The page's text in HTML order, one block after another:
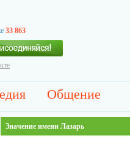
33 863
Общение
Значение имени Лазарь